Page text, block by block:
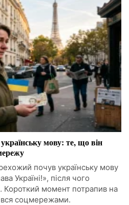
мову: те, що він
почув українську мову
Україні!», після чого
Короткий момент потрапив на
соцмережами.